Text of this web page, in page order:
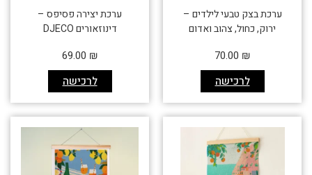
ערכת בצק טבעי לילדים –
ירוק, כחול, צהוב ואדום
לרכישה
70.00 ₪
ערכת יצירה פסיפס –
דינוזאורים DJECO
לרכישה
69.00 ₪